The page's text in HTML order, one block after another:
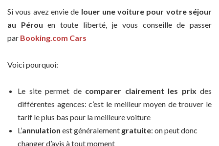
Si vous avez envie de louer une voiture pour votre séjour
au Pérouen toute liberté, je vous conseille de passer
par Booking.com Cars
Voici pourquoi:
Le site permet de comparer clairement les prix des
différentes agences: c’est le meilleur moyen de trouver le
tarif le plus bas pour la meilleure voiture
L’annulation est généralement gratuite: on peut donc
changer d’avis à tout moment